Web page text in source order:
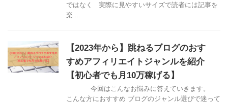
ではなく 実際に見やすいサイズで読者には記事を
楽 ...
【2023年から】跳ねるブログのおす
すめアフィリエイトジャンルを紹介
【初心者でも月10万稼げる】
今回はこんなお悩みに答えていきます。
こんな方におすすめ ブログのジャンル選びで迷って